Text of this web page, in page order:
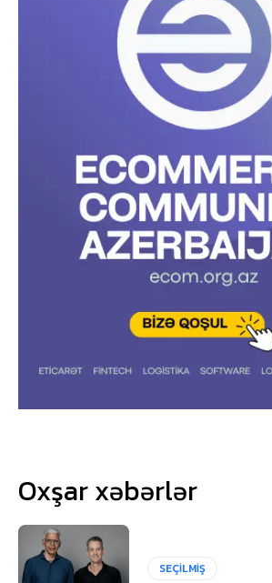
Oxşar xəbərlər
SEÇİLMİŞ